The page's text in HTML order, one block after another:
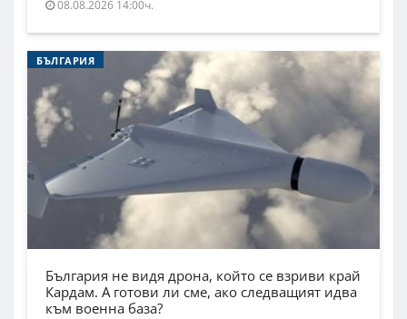
08.08.2026 14:00ч.
БЪЛГАРИЯ
България не видя дрона, който се взриви край
Кардам. А готови ли сме, ако следващият идва
към военна база?